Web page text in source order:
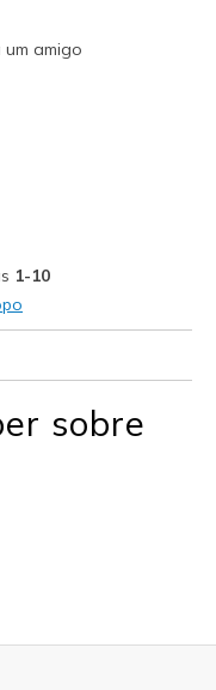
um amigo
1-10
sobre